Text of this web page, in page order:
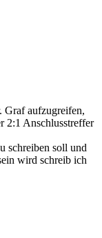
Graf aufzugreifen,
2:1 Anschlusstreffer
schreiben soll und
wird schreib ich